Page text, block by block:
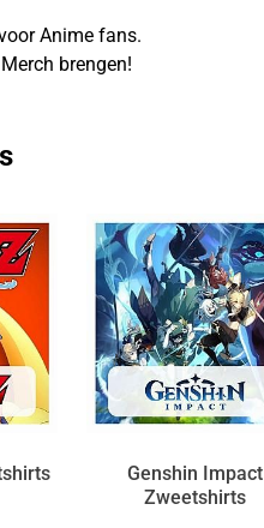
Anime fans.
brengen!
Genshin Impact
Zweetshirts